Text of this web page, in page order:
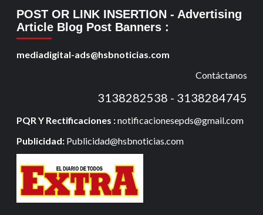
POST OR LINK INSERTION - Advertising
Article Blog Post Banners :
mediadigital-ads@hsbnoticias.com
Contáctanos
3138282538 - 3138284745
PQR Y Rectificaciones :notificacionesepds@gmail.com
Publicidad: Publicidad@hsbnoticias.com